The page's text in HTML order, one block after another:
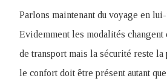
Parlons maintenant du voyage en lui-
Evidemment les modalités changent
de transport mais la sécurité reste
le confort doit être présent autant